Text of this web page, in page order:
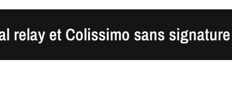
et Colissimo sans signature